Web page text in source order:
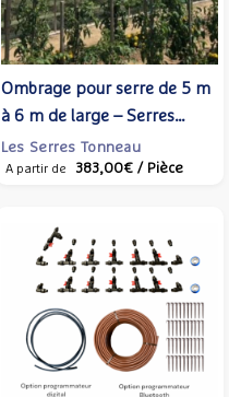
Ombrage pour serre de 5 m
à 6 m de large – Serres
Tonneau
Les Serres Tonneau
A partir de 383,00€ / Pièce